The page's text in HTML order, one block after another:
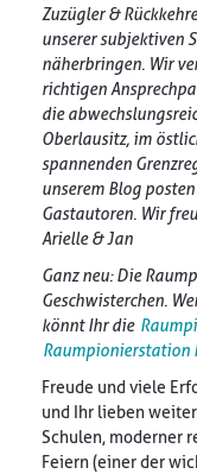
Zuzügler &
unserer subjektiven
näherbringen. Wir
richtigen
die
Oberlausitz, im
spannenden
unserem Blog
Gastautoren. Wir
Arielle & Jan
Ganz neu: Die
Geschwisterchen.
könnt Ihr die
Raumpionierstation
Freude und viele
und Ihr lieben
Schulen, moderner
Feiern (einer der